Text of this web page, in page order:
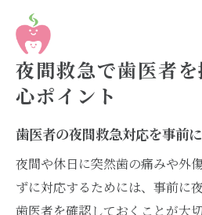
本
夜間救急時の歯の痛み
家庭でできる歯の応急
夜中の歯痛に歯医者
休日の歯科トラブルに慌
夜間救急で歯医者
心ポイント
歯医者の夜間救急対応を事前
夜間や休日に突然歯の痛みや外
ずに対応するためには、事前に
歯医者を確認しておくことが大